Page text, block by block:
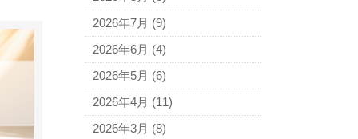
2026年7月 (9)
2026年6月 (4)
2026年5月 (6)
2026年4月 (11)
2026年3月 (8)